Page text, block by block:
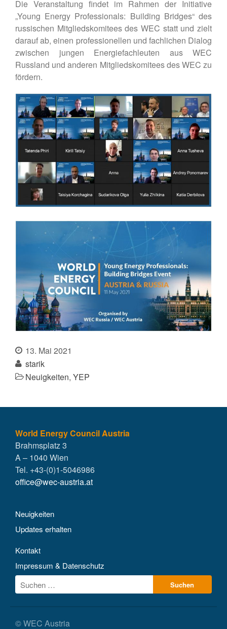
Die Veranstaltung findet im Rahmen der Initiative
„Young Energy Professionals: Building Bridges“ des
russischen Mitgliedskomitees des WEC statt und zielt
darauf ab, einen professionellen und fachlichen Dialog
zwischen jungen Energiefachleuten aus WEC
Russland und anderen Mitgliedskomitees des WEC zu
fördern.
13. Mai 2021
starik
Neuigkeiten, YEP
World Energy Council Austria
Brahmsplatz 3
A – 1040 Wien
Tel. +43-(0)1-5046986
office@wec-austria.at
Neuigkeiten
Updates erhalten
Kontakt
Impressum & Datenschutz
© WEC Austria